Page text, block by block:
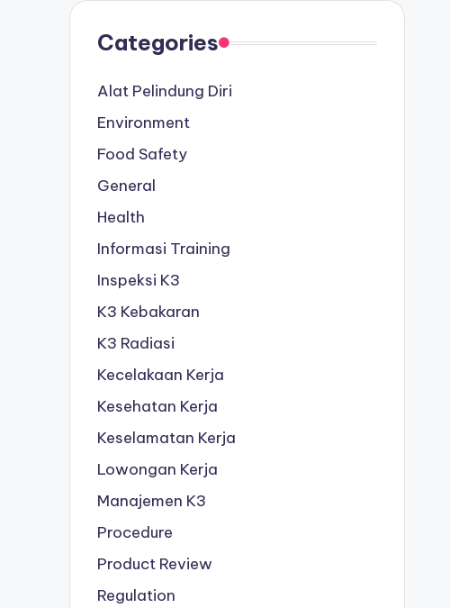
Categories
Alat Pelindung Diri
Environment
Food Safety
General
Health
Informasi Training
Inspeksi K3
K3 Kebakaran
K3 Radiasi
Kecelakaan Kerja
Kesehatan Kerja
Keselamatan Kerja
Lowongan Kerja
Manajemen K3
Procedure
Product Review
Regulation